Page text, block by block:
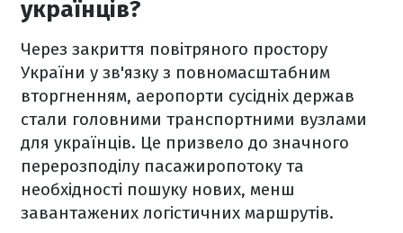
українців?
Через закриття повітряного простору
України у зв'язку з повномасштабним
вторгненням, аеропорти сусідніх держав
стали головними транспортними вузлами
для українців. Це призвело до значного
перерозподілу пасажиропотоку та
необхідності пошуку нових, менш
завантажених логістичних маршрутів.